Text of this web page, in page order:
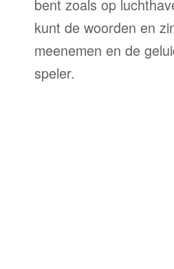
bent zoals op
kunt de woorden en
meenemen en de
speler.